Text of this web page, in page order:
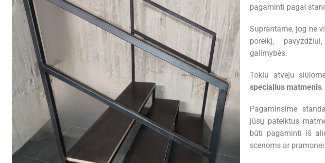
pagaminti pagal
Suprantame, jog ne
poreikį,
galimybės.
Tokiu atveju
specialius matmenis.
Pagaminsime
jūsų pateiktus
būti pagaminti iš
scenoms ar pramonei.